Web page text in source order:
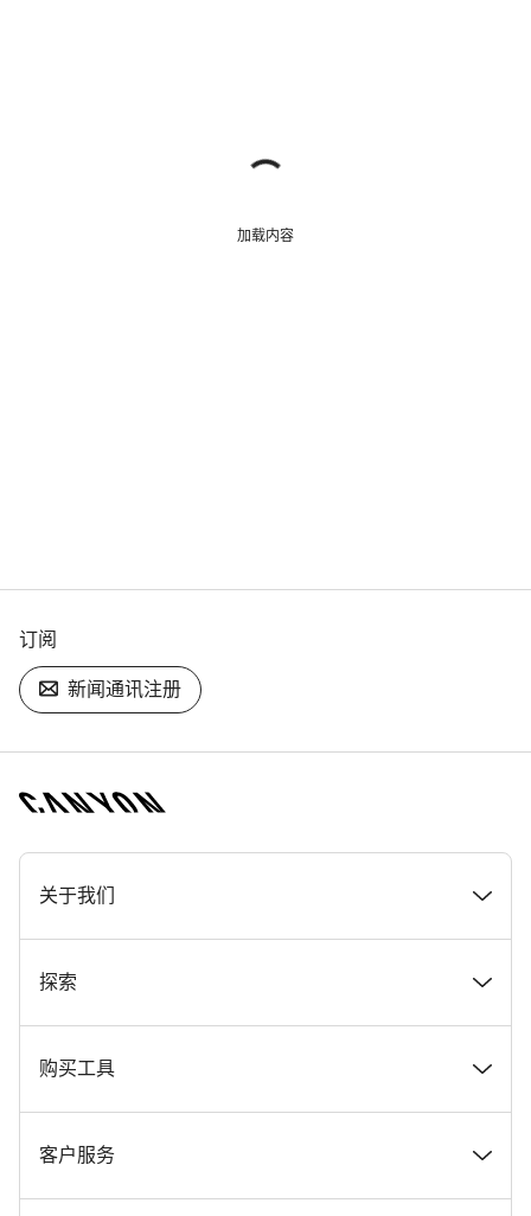
加载内容
订阅
新闻通讯注册
[footer.linksList.title]
关于我们
奖项
在 Canyon 工作
Canyon 新闻发布室
探索
新闻和故事
提示和建议
购买工具
找到您梦寐以求的 Canyon 自行车
客户服务